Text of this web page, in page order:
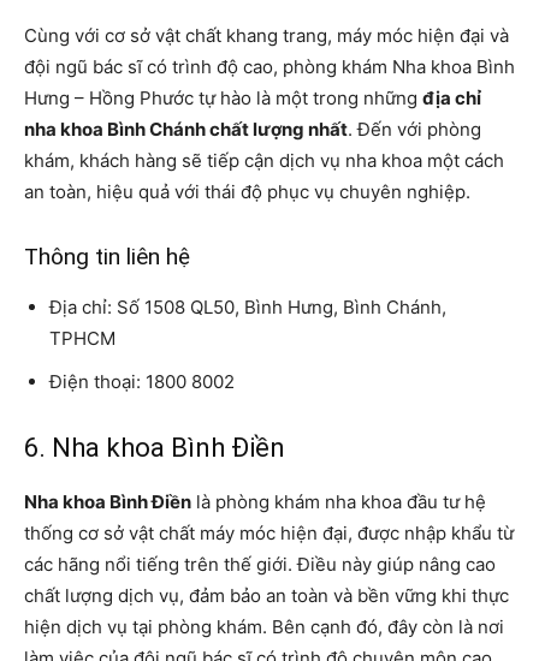
Cùng với cơ sở vật chất khang trang, máy móc hiện đại và
đội ngũ bác sĩ có trình độ cao, phòng khám Nha khoa Bình
Hưng – Hồng Phước tự hào là một trong những địa chỉ
nha khoa Bình Chánh chất lượng nhất. Đến với phòng
khám, khách hàng sẽ tiếp cận dịch vụ nha khoa một cách
an toàn, hiệu quả với thái độ phục vụ chuyên nghiệp.
Thông tin liên hệ
Địa chỉ: Số 1508 QL50, Bình Hưng, Bình Chánh,
TPHCM
Điện thoại: 1800 8002
6. Nha khoa Bình Điền
Nha khoa Bình Điền là phòng khám nha khoa đầu tư hệ
thống cơ sở vật chất máy móc hiện đại, được nhập khẩu từ
các hãng nổi tiếng trên thế giới. Điều này giúp nâng cao
chất lượng dịch vụ, đảm bảo an toàn và bền vững khi thực
hiện dịch vụ tại phòng khám. Bên cạnh đó, đây còn là nơi